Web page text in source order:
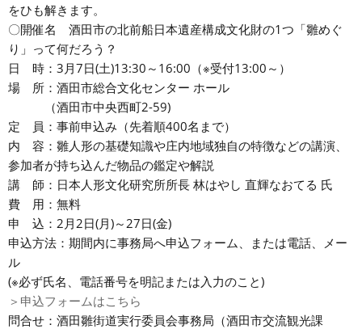
をひも解きます。
〇開催名 酒田市の北前船日本遺産構成文化財の1つ「雛めぐ
り」って何だろう？
日 時：3月7日(土)13:30～16:00（※受付13:00～）
場 所：酒田市総合文化センター ホール
（酒田市中央西町2-59)
定 員：事前申込み（先着順400名まで）
内 容：雛人形の基礎知識や庄内地域独自の特徴などの講演、
参加者が持ち込んだ物品の鑑定や解説
講 師：日本人形文化研究所所長 林はやし 直輝なおてる 氏
費 用：無料
申 込：2月2日(月)～27日(金)
申込方法：期間内に事務局へ申込フォーム、または電話、メー
ル
(※必ず氏名、電話番号を明記または入力のこと)
＞申込フォームはこちら
問合せ：酒田雛街道実行委員会事務局（酒田市交流観光課